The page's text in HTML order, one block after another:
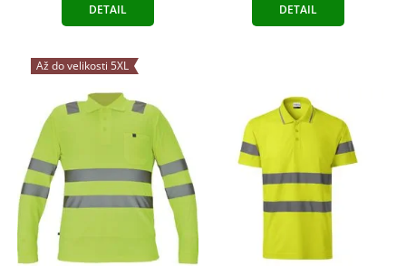
DETAIL DETAIL
Až do velikosti 5XL